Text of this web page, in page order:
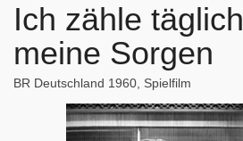
Ich zähle täglich
meine Sorgen
BR Deutschland 1960 Spielfilm